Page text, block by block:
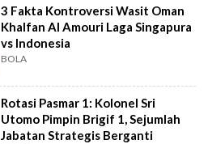
3 Fakta Kontroversi Wasit Oman
Khalfan Al Amouri Laga Singapura
vs Indonesia
BOLA
Rotasi Pasmar 1: Kolonel Sri
Utomo Pimpin Brigif 1, Sejumlah
Jabatan Strategis Berganti